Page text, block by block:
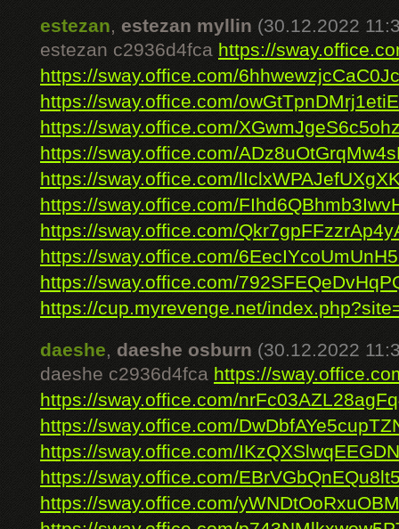
estezan, estezan myllin (30.12.2022
estezan c2936d4fca https://
https://sway.office.com/
https://sway.office.com/owGtTpnDMrj1etiE
https://sway.office.com/
https://sway.office.com/
https://sway.office.com/
https://sway.office.com/
https://sway.office.com/
https://sway.office.com/
https://sway.office.com/
https://cup.myrevenge.net/
daeshe, daeshe osburn (30.12.2022
daeshe c2936d4fca https://
https://sway.office.com/
https://sway.office.com/
https://sway.office.com/
https://sway.office.com/
https://sway.office.com/